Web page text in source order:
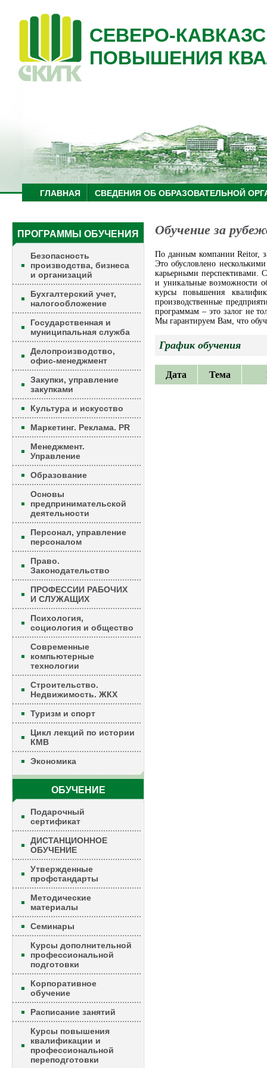
СЕВЕРО-
ПОВЫШЕНИЯ
ГЛАВНАЯ СВЕДЕНИЯ ОБ ОБРАЗОВАТЕЛЬНОЙ
ПРОГРАММЫ ОБУЧЕНИЯ
Безопасность
производства, бизнеса
и организаций
Бухгалтерский учет,
налогообложение
Государственная и
муниципальная служба
Делопроизводство,
офис-менеджмент
Закупки, управление
закупками
Культура и искусство
Маркетинг. Реклама. PR
Менеджмент.
Управление
Образование
Основы
предпринимательской
деятельности
Персонал, управление
персоналом
Право.
Законодательство
ПРОФЕССИИ РАБОЧИХ
И СЛУЖАЩИХ
Психология,
социология и общество
Современные
компьютерные
технологии
Строительство.
Недвижимость. ЖКХ
Туризм и спорт
Цикл лекций по истории
КМВ
Экономика
ОБУЧЕНИЕ
Подарочный
сертификат
ДИСТАНЦИОННОЕ
ОБУЧЕНИЕ
Утвержденные
профстандарты
Методические
материалы
Семинары
Курсы дополнительной
профессиональной
подготовки
Корпоративное
обучение
Расписание занятий
Курсы повышения
квалификации и
профессиональной
переподготовки
Обучение за
По данным компании Reitor,
Это обусловлено
карьерными перспективами.
и уникальные возможности
курсы повышения
производственные
программам – это залог не
Мы гарантируем Вам, что
График обучения
Дата Тема